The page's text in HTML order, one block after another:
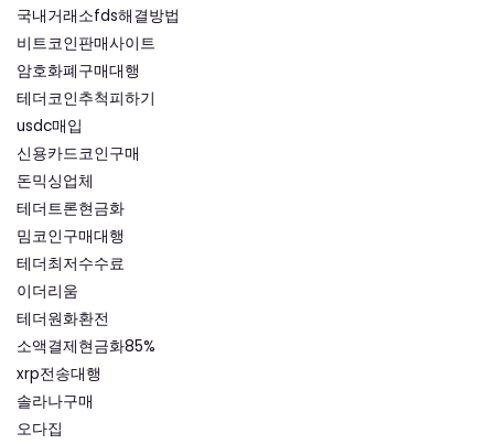
국내거래소fds해결방법
비트코인판매사이트
암호화폐구매대행
테더코인추척피하기
usdc매입
신용카드코인구매
돈믹싱업체
테더트론현금화
밈코인구매대행
테더최저수수료
이더리움
테더원화환전
소액결제현금화85%
xrp전송대행
솔라나구매
오다집